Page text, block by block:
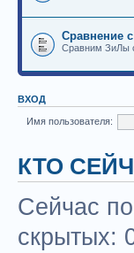
Сравнение
Сравним ЗиЛы
ВХОД
Имя пользователя:
КТО
Сейчас
скрытых: